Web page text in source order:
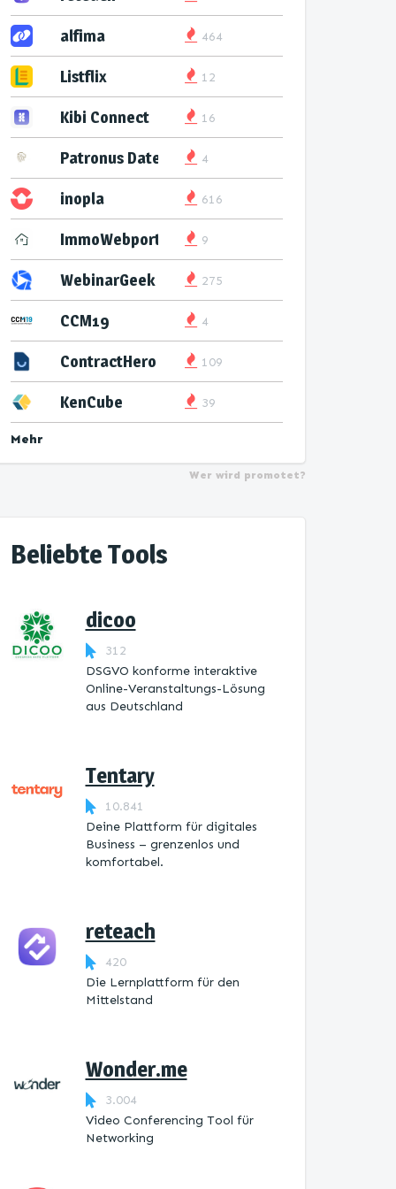
alfima 464
Listflix 12
Kibi Connect 16
Patronus Datenservice
4
inopla 616
ImmoWebport 9
WebinarGeek 275
CCM19 4
ContractHero 109
KenCube 39
Mehr
Wer wird promotet?
Beliebte Tools
dicoo
312
DSGVO konforme interaktive
Online-Veranstaltungs-Lösung
aus Deutschland
Tentary
10.841
Deine Plattform für digitales
Business – grenzenlos und
komfortabel.
reteach
420
Die Lernplattform ​für den
Mittelstand
Wonder.me
3.004
Video Conferencing Tool für
Networking